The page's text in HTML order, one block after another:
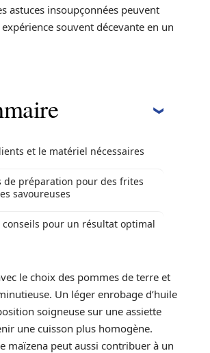
astuces insoupçonnées peuvent
souvent décevante en un
et le matériel nécessaires
de préparation pour des frites
savoureuses
conseils pour un résultat optimal
le choix des pommes de terre et
Un léger enrobage d’huile
soigneuse sur une assiette
une cuisson plus homogène.
maïzena peut aussi contribuer à un